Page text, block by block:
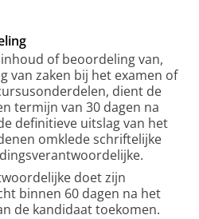
of beoordeling van,
van zaken bij het examen of
dient de
termijn van 30 dagen na
definitieve uitslag van het
omklede schriftelijke
doet zijn
binnen 60 dagen na het
de kandidaat toekomen.